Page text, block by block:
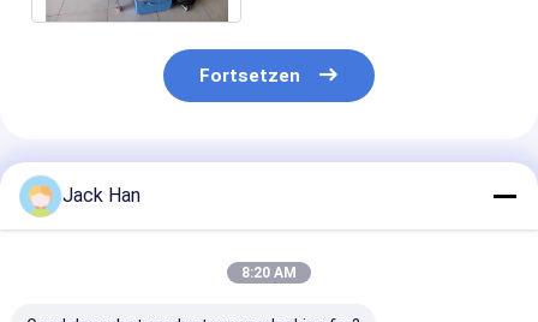
Fortsetzen
Empfohlene Produkte
Jack Han
8:20 AM